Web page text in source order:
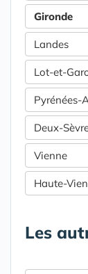
Gironde
Landes
Lot-et-
Pyrénées-
Deux-
Vienne
Haute-
Les